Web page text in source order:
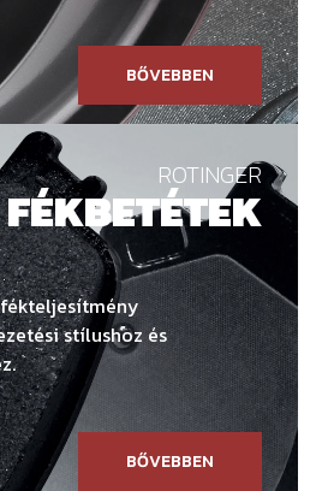
BŐVEBBEN
ROTINGER
FÉKBETÉTEK
stílushoz és
BŐVEBBEN